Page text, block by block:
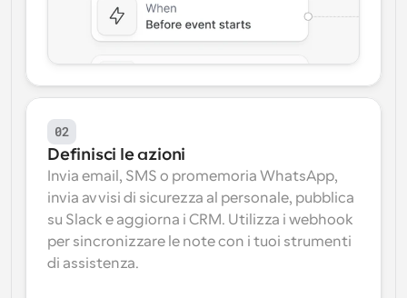
02
Definisci le azioni
Invia email, SMS o promemoria WhatsApp,
invia avvisi di sicurezza al personale, pubblica
su Slack e aggiorna i CRM. Utilizza i webhook
per sincronizzare le note con i tuoi strumenti
di assistenza.